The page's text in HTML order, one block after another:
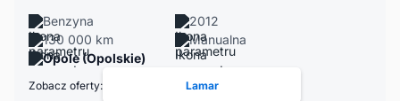
Benzyna
2012
130 000 km
Manualna
Opole (Opolskie)
Zobacz oferty: Lamar